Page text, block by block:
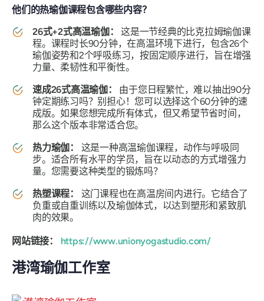
他们的热瑜伽课程包含哪些内容？
26式+2式高温瑜伽：
这是一节经典的比克拉姆瑜伽课
程。课程时长90分钟，在高温环境下进行，包含26个
瑜伽姿势和2个呼吸练习，按固定顺序进行，旨在增强
力量、柔韧性和平衡性。
速成26式高温瑜伽：
由于您日程繁忙，难以抽出90分
钟定期练习吗？别担心！您可以选择这个60分钟的速
成版。如果您想完成所有体式，但又希望节省时间，
那么这个版本非常适合您。
热力瑜伽：
这是一种高温瑜伽课程，动作与呼吸同
步。适合所有水平的学员，旨在以动态的方式增强力
量。您需要这种类型的锻炼吗？
热塑课程：
这门课程也在高温房间内进行。它结合了
负重或自重训练以及瑜伽体式，以达到塑形和紧致肌
肉的效果。
网站链接： https://www.unionyogastudio.com/
港湾瑜伽工作室